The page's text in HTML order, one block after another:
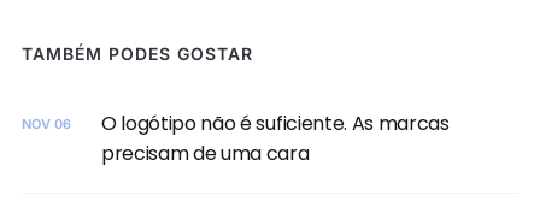
TAMBÉM PODES GOSTAR
NOV 06
O logótipo não é suficiente. As marcas
precisam de uma cara